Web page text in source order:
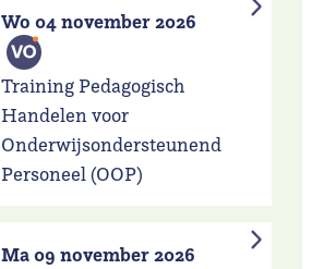
Wo 04 november 2026
Training Pedagogisch
Handelen voor
Onderwijsondersteunend
Personeel (OOP)
Ma 09 november 2026